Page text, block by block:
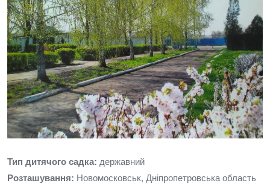
Тип дитячого садка: державний
Розташування: Новомосковськ, Дніпропетровська область